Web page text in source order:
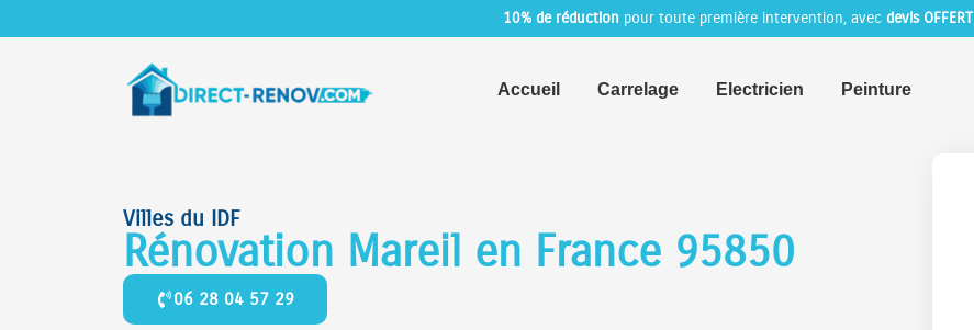
10% de réduction pour toute première intervention, avec devis OFFERT
Accueil Carrelage Electricien Peinture
Villes du IDF
Rénovation Mareil en France 95850
06 28 04 57 29